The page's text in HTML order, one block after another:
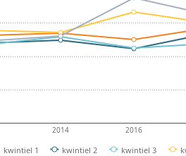
2014 2016
kwintiel 1 kwintiel 2 kwintiel 3